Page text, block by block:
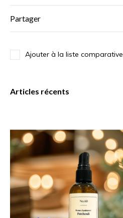
Partager
Ajouter à la liste comparative
Articles récents